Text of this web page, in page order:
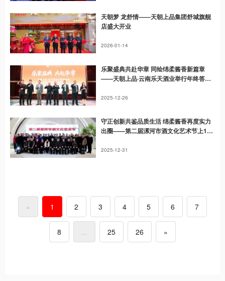
天朝梦 龙舒情——天朝上品集团舒城旗舰
店盛大开业
2026-01-14
乐聚盛典共赴华章 同绘绵柔酱香新篇章
——天朝上品·云南乐天酒业举行年终答谢
2025-12-26
守正创新共鉴品质生活 绵柔酱香再度实力
出圈——第二届漯河市酒文化艺术节上15
2025-12-31
« 1 2 3 4 5 6 7
8 ... 25 26 »